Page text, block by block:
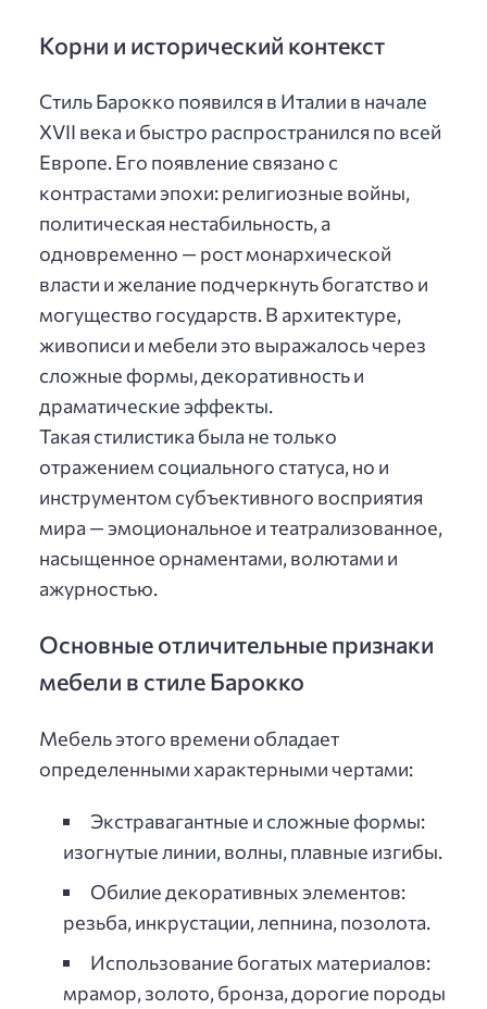
Корни и исторический контекст
Стиль Барокко появился в Италии в начале
XVII века и быстро распространился по всей
Европе. Его появление связано с
контрастами эпохи: религиозные войны,
политическая нестабильность, а
одновременно — рост монархической
власти и желание подчеркнуть богатство и
могущество государств. В архитектуре,
живописи и мебели это выражалось через
сложные формы, декоративность и
драматические эффекты.
Такая стилистика была не только
отражением социального статуса, но и
инструментом субъективного восприятия
мира — эмоциональное и театрализованное,
насыщенное орнаментами, волютами и
ажурностью.
Основные отличительные признаки
мебели в стиле Барокко
Мебель этого времени обладает
определенными характерными чертами:
Экстравагантные и сложные формы:
изогнутые линии, волны, плавные изгибы.
Обилие декоративных элементов:
резьба, инкрустации, лепнина, позолота.
Использование богатых материалов:
мрамор, золото, бронза, дорогие породы